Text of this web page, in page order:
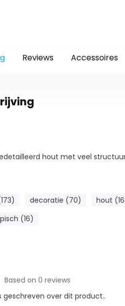
Reviews Accessoires
hout met veel
decoratie (70) hout
(16)
Based on 0 reviews
geschreven over dit product..